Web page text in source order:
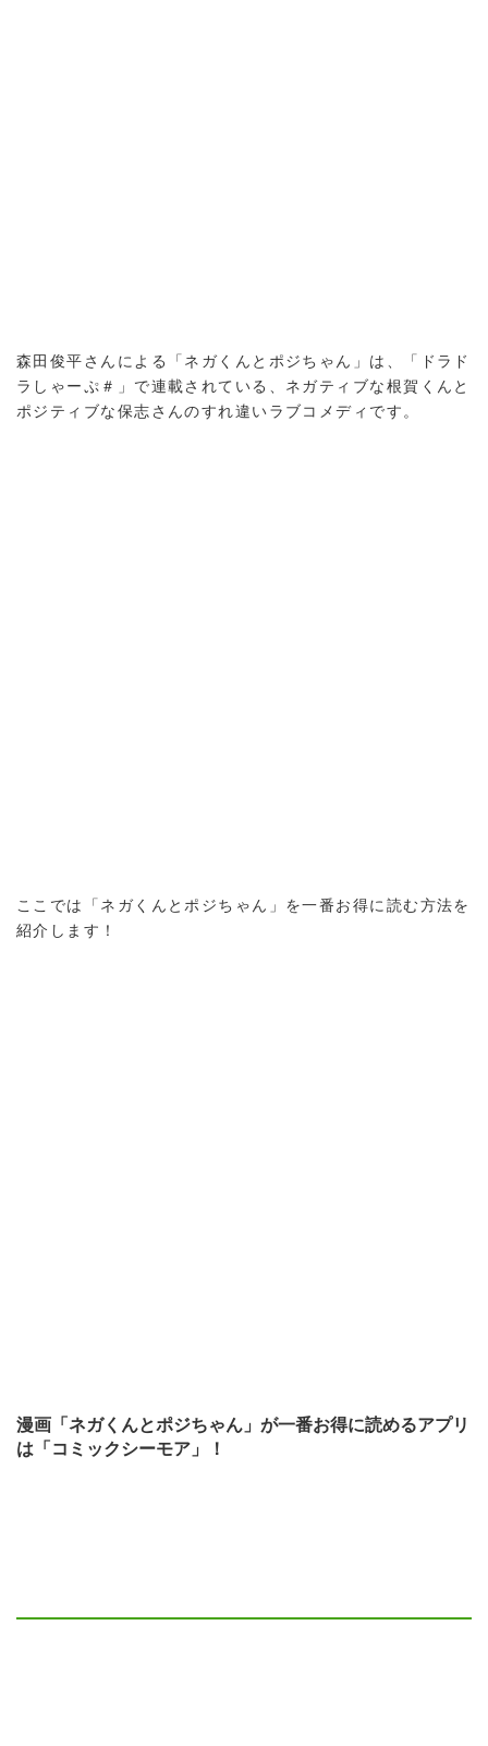
森田俊平さんによる「ネガくんとポジちゃん」は、「ドラド
ラしゃーぷ＃」で連載されている、ネガティブな根賀くんと
ポジティブな保志さんのすれ違いラブコメディです。
ここでは「ネガくんとポジちゃん」を一番お得に読む方法を
紹介します！
漫画「ネガくんとポジちゃん」が一番お得に読めるアプリ
は「コミックシーモア」！